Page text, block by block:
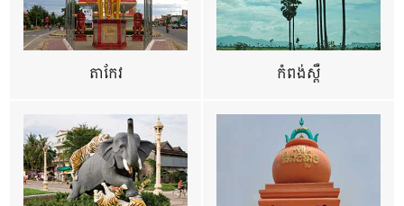
តាកែវ កំពង់ស្ពឺ